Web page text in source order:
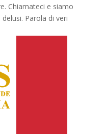
Chiamateci e siamo
Parola di veri